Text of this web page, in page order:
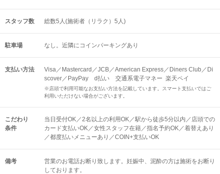
スタッフ数 総数5人(施術者（リラク）5人)
駐車場 なし。近隣にコインパーキングあり
支払い方法
Visa／Mastercard／JCB／American Express／Diners Club／Di
scover／PayPay d払い 交通系電子マネー 楽天ペイ
※店頭で利用可能なお支払い方法を記載しています。スマート支払いではご
利用いただけない場合がございます。
こだわり
条件
当日受付OK／2名以上の利用OK／駅から徒歩5分以内／店頭での
カード支払いOK／女性スタッフ在籍／指名予約OK／着替えあり
／都度払いメニューあり／COIN+支払いOK
備考
営業のお電話お断り致します。妊娠中、泥酔の方は施術をお断り
しております。